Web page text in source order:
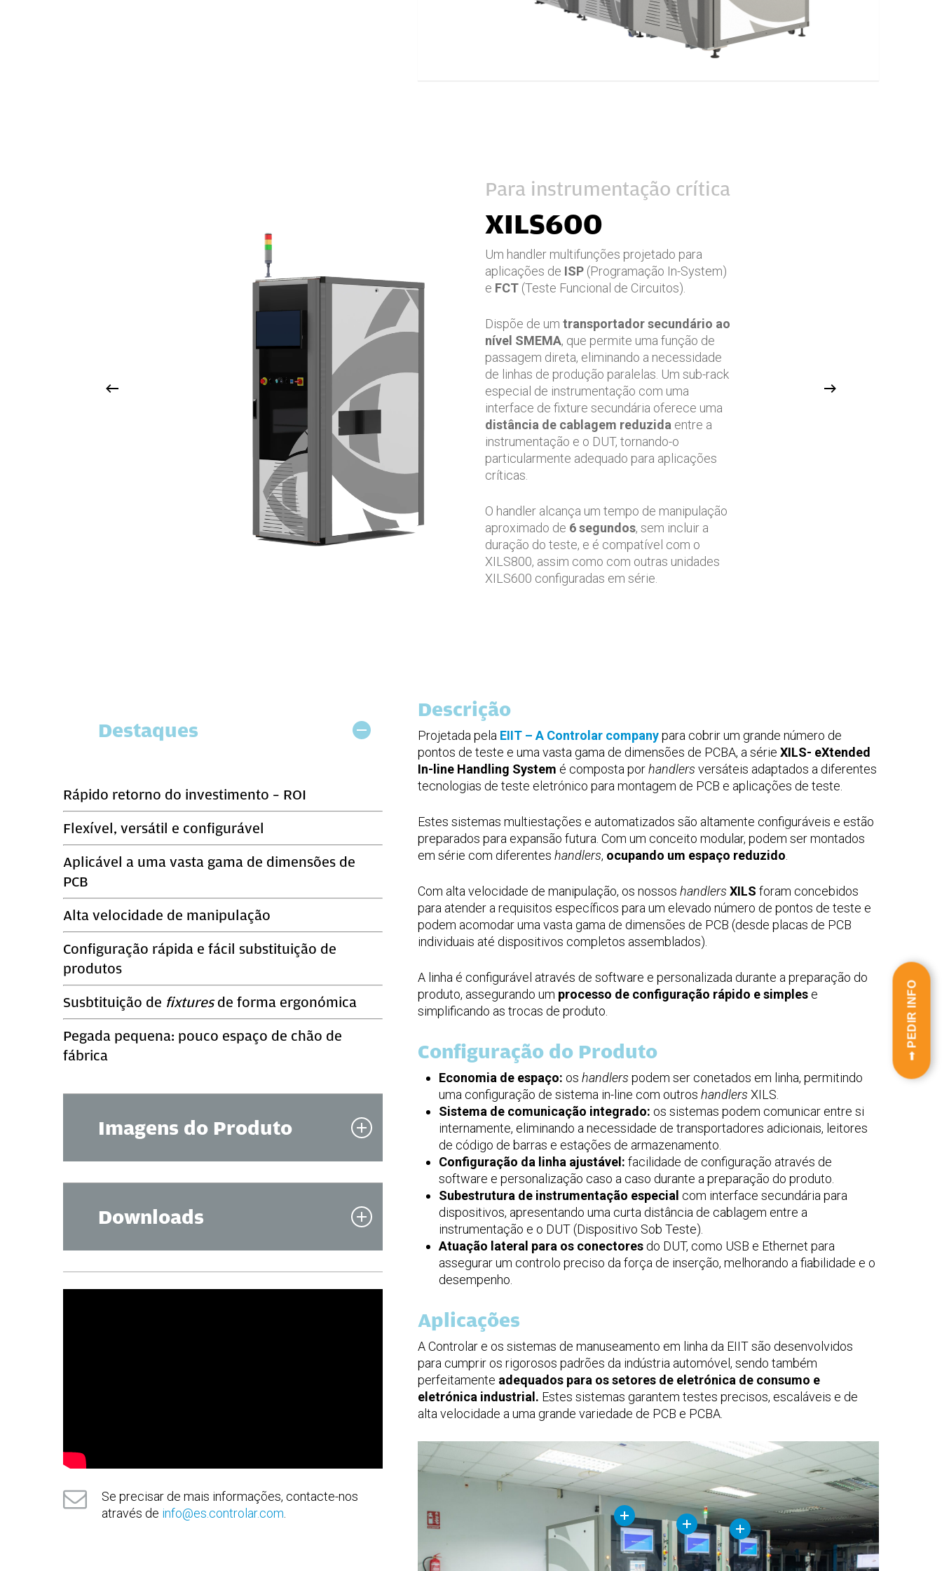
Para instrumentação crítica
XILS600
Um handler multifunções projetado para
aplicações de ISP(Programação In-System)
e FCT(Teste Funcional de Circuitos).
Dispõe de um transportador secundário ao
nível SMEMA, que permite uma função de
passagem direta, eliminando a necessidade
de linhas de produção paralelas. Um sub-rack
especial de instrumentação com uma
interface de fixture secundária oferece uma
distância de cablagem reduzida entre a
instrumentação e o DUT, tornando-o
particularmente adequado para aplicações
críticas.
O handler alcança um tempo de manipulação
aproximado de 6 segundos, sem incluir a
duração do teste, e é compatível com o
XILS800, assim como com outras unidades
XILS600 configuradas em série.
Destaques
Rápido retorno do investimento – ROI
Flexível, versátil e configurável
Aplicável a uma vasta gama de dimensões de
PCB
Alta velocidade de manipulação
Configuração rápida e fácil substituição de
produtos
Susbtituição de fixturesde forma ergonómica
Pegada pequena: pouco espaço de chão de
fábrica
Imagens do Produto
Downloads
XILS600 datasheet(em inglês)
Se precisar de mais informações, contacte-nos
através de info@es.controlar.com
Descrição
Projetada pela EIIT – A Controlar companypara cobrir um grande número de
pontos de teste e uma vasta gama de dimensões de PCBA, a série XILS- eXtended
In-line Handling System é composta porhandlers versáteis adaptados a diferentes
tecnologias de teste eletrónico para montagem de PCB e aplicações de teste.
Estes sistemas multiestações e automatizados são altamente configuráveis ​​e estão
preparados para expansão futura. Com um conceito modular, podem ser montados
em série com diferentes handlers, ocupando um espaço reduzido
Com alta velocidade de manipulação, os nossos handlers XILS foram concebidos
para atender a requisitos específicos para um elevado número de pontos de teste e
podem acomodar uma vasta gama de dimensões de PCB (desde placas de PCB
individuais até dispositivos completos assemblados).
A linha é configurável através de software e personalizada durante a preparação do
produto, assegurando um processo de configuração rápido e simplese
simplificando as trocas de produto.
Configuração do Produto
Economia de espaço: os handlers podem ser conetados em linha, permitindo
uma configuração de sistema in-line com outros handlers XILS.
Sistema de comunicação integrado: os sistemas podem comunicar entre si
internamente, eliminando a necessidade de transportadores adicionais, leitores
de código de barras e estações de armazenamento.
Configuração da linha ajustável: facilidade de configuração através de
software e personalização caso a caso durante a preparação do produto.
Subestrutura de instrumentação especial com interface secundária para
dispositivos, apresentando uma curta distância de cablagem entre a
instrumentação e o DUT (Dispositivo Sob Teste).
Atuação lateral para os conectores do DUT, como USB e Ethernet para
assegurar um controlo preciso da força de inserção, melhorando a fiabilidade e o
desempenho.
Aplicações
A Controlar e os sistemas de manuseamento em linha da EIIT são desenvolvidos
para cumprir os rigorosos padrões da indústria automóvel, sendo também
perfeitamente adequados para os setores de eletrónica de consumo e
eletrónica industrial. Estes sistemas garantem testes precisos, escaláveis e de
alta velocidade a uma grande variedade de PCB e PCBA.
➟ PEDIR INFO